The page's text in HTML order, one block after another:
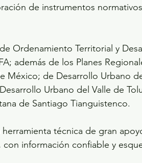
de instrumentos
Ordenamiento Territorial y
además de los Planes
México; de Desarrollo Urbano
Urbano del Valle de
de Santiago Tianguistenco.
técnica de gran
información confiable y